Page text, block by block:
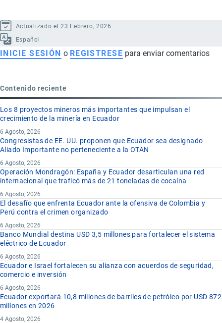
Actualizado el 23 Febrero, 2026
Español
INICIE SESIÓN o REGISTRESE para enviar comentarios
Contenido reciente
Los 8 proyectos mineros más importantes que impulsan el
crecimiento de la minería en Ecuador
6 Agosto, 2026
Congresistas de EE. UU. proponen que Ecuador sea designado
Aliado Importante no perteneciente a la OTAN
6 Agosto, 2026
Operación Mondragón: España y Ecuador desarticulan una red
internacional que traficó más de 21 toneladas de cocaína
6 Agosto, 2026
El desafío que enfrenta Ecuador ante la ofensiva de Colombia y
Perú contra el crimen organizado
6 Agosto, 2026
Banco Mundial destina USD 3,5 millones para fortalecer el sistema
eléctrico de Ecuador
6 Agosto, 2026
Ecuador e Israel fortalecen su alianza con acuerdos de seguridad,
comercio e inversión
6 Agosto, 2026
Ecuador exportará 10,8 millones de barriles de petróleo por USD 872
millones en 2026
4 Agosto, 2026